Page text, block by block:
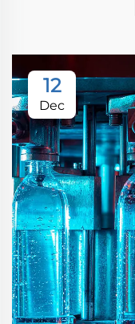
12
Dec